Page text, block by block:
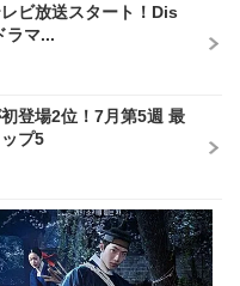
ビ放送スタート！Dis
ラマ...
登場2位！7月第5週 最
プ5